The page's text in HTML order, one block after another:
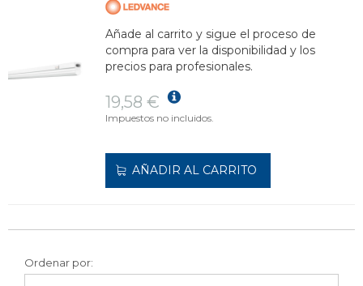
Añade al carrito y sigue el proceso de
compra para ver la disponibilidad y los
precios para profesionales.
19,58 €
Impuestos no incluidos.
AÑADIR AL CARRITO
Ordenar por: